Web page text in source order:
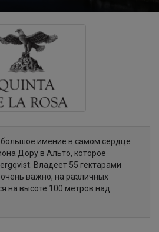
имение в самом сердце
Дору в Альто, которое
Владеет 55 гектарами
важно, на различных
на высоте 100 метров над
высоте 150 метров, а остальные